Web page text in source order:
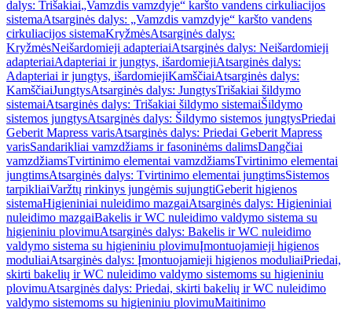
dalys: Trišakiai„Vamzdis vamzdyje“ karšto vandens cirkuliacijos
sistemaAtsarginės dalys: „Vamzdis vamzdyje“ karšto vandens
cirkuliacijos sistemaKryžmėsAtsarginės dalys:
KryžmėsNeišardomieji adapteriaiAtsarginės dalys: Neišardomieji
adapteriaiAdapteriai ir jungtys, išardomiejiAtsarginės dalys:
Adapteriai ir jungtys, išardomiejiKamščiaiAtsarginės dalys:
KamščiaiJungtysAtsarginės dalys: JungtysTrišakiai šildymo
sistemaiAtsarginės dalys: Trišakiai šildymo sistemaiŠildymo
sistemos jungtysAtsarginės dalys: Šildymo sistemos jungtysPriedai
Geberit Mapress varisAtsarginės dalys: Priedai Geberit Mapress
varisSandarikliai vamzdžiams ir fasoninėms dalimsDangčiai
vamzdžiamsTvirtinimo elementai vamzdžiamsTvirtinimo elementai
jungtimsAtsarginės dalys: Tvirtinimo elementai jungtimsSistemos
tarpikliaiVaržtų rinkinys jungėmis sujungtiGeberit higienos
sistemaHigieniniai nuleidimo mazgaiAtsarginės dalys: Higieniniai
nuleidimo mazgaiBakelis ir WC nuleidimo valdymo sistema su
higieniniu plovimuAtsarginės dalys: Bakelis ir WC nuleidimo
valdymo sistema su higieniniu plovimuĮmontuojamieji higienos
moduliaiAtsarginės dalys: Įmontuojamieji higienos moduliaiPriedai,
skirti bakelių ir WC nuleidimo valdymo sistemoms su higieniniu
plovimuAtsarginės dalys: Priedai, skirti bakelių ir WC nuleidimo
valdymo sistemoms su higieniniu plovimuMaitinimo